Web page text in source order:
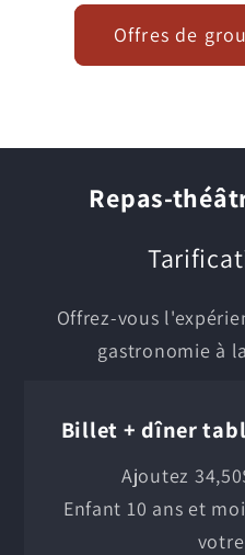
Offres de
Repas-
Offrez-vous
gastronomie à
Billet + dîner
Ajoutez
Enfant 10 ans et